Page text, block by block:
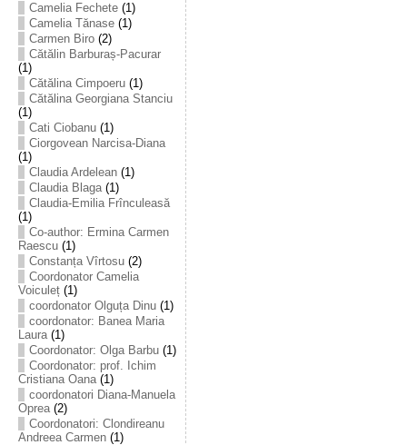
Camelia Fechete(1)
Camelia Tănase(1)
Carmen Biro(2)
Cătălin Barburaș-Pacurar
(1)
Cătălina Cimpoeru(1)
Cătălina Georgiana Stanciu
(1)
Cati Ciobanu(1)
Ciorgovean Narcisa-Diana
(1)
Claudia Ardelean(1)
Claudia Blaga(1)
Claudia-Emilia Frînculeasă
(1)
Co-author: Ermina Carmen
Raescu(1)
Constanța Vîrtosu(2)
Coordonator Camelia
Voiculeț(1)
coordonator Olguța Dinu(1)
coordonator: Banea Maria
Laura(1)
Coordonator: Olga Barbu(1)
Coordonator: prof. Ichim
Cristiana Oana(1)
coordonatori Diana-Manuela
Oprea(2)
Coordonatori: Clondireanu
Andreea Carmen(1)